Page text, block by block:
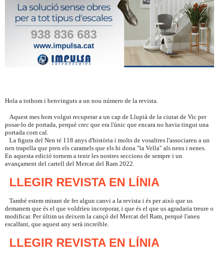
Hola a tothom i benvinguts a un nou número de la revista.
Aquest mes hem volgut recuperar a un cap de Llupià de la ciutat de Vic per
posar-lo de portada, perquè crec que era l'únic que encara no havia tingut una
portada com cal.
La figura del Nen té 118 anys d'història i molts de vosaltres l'associareu a un
nen trapella que pren els caramels que els hi dona "la Vella" als nens i nenes.
En aquesta edició tornem a tenir les nostres seccions de sempre i un
avançament del cartell del Mercat del Ram 2022.
LLEGIR REVISTA EN LÍNIA
També estem mirant de fer algun canvi a la revista i és per això que us
demanem que és el que voldríeu incorporar, i que és el que us agradaria treure o
modificar. Per últim us deixem la cançó del Mercat del Ram, perquè l'aneu
escalfant, que aquest any serà increïble.
LLEGIR REVISTA EN LÍNIA